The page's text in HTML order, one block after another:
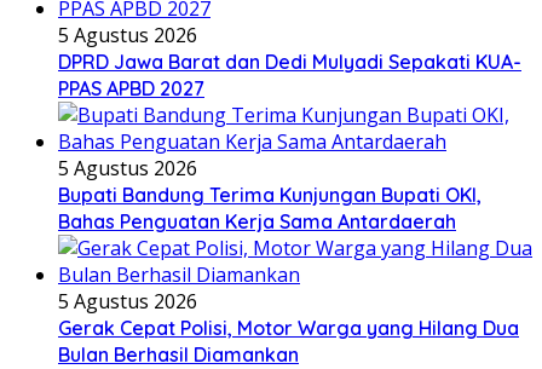
5 Agustus 2026
DPRD Jawa Barat dan Dedi Mulyadi Sepakati KUA-
PPAS APBD 2027
5 Agustus 2026
Bupati Bandung Terima Kunjungan Bupati OKI,
Bahas Penguatan Kerja Sama Antardaerah
5 Agustus 2026
Gerak Cepat Polisi, Motor Warga yang Hilang Dua
Bulan Berhasil Diamankan